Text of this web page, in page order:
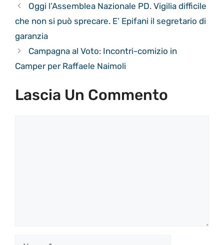
Oggi l’Assemblea Nazionale PD. Vigilia difficile
che non si può sprecare. E’ Epifani il segretario di
garanzia
Campagna al Voto: Incontri-comizio in
Camper per Raffaele Naimoli
Lascia Un Commento